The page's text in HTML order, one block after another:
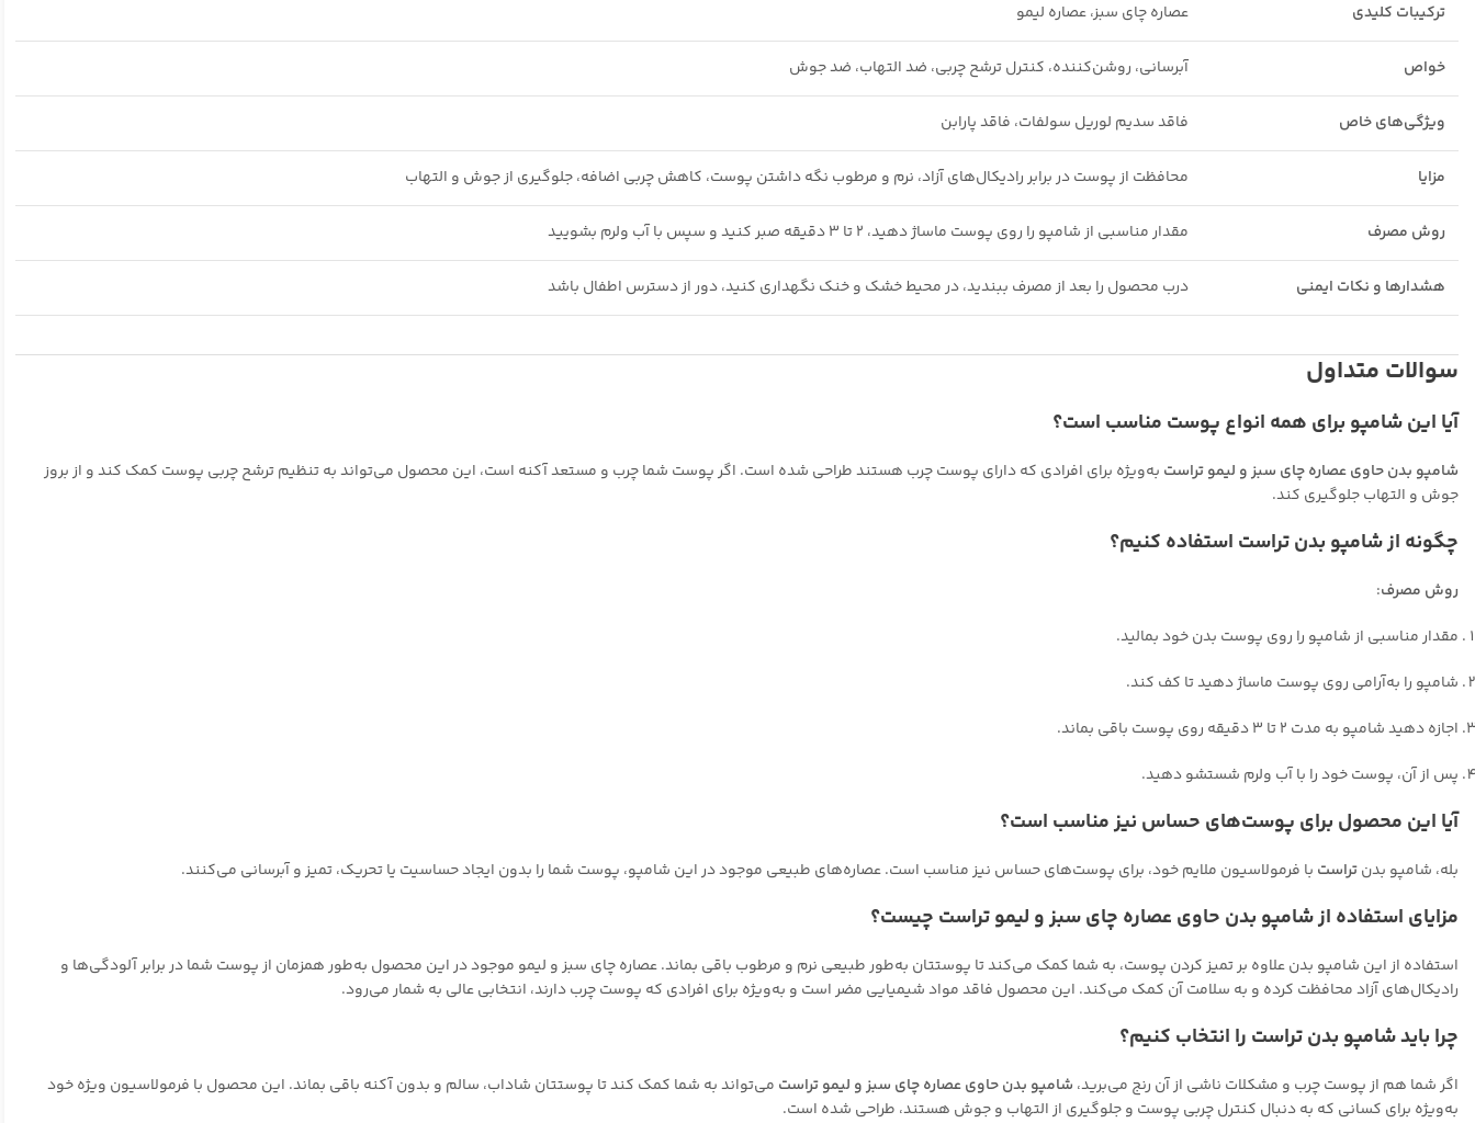
ترکیبات کلیدی عصاره چای سبز، عصاره لیمو
خواص آبرسانی، روشن‌کننده، کنترل ترشح چربی، ضد التهاب، ضد جوش
ویژگی‌های خاص فاقد سدیم لوریل سولفات، فاقد پارابن
مزایا محافظت از پوست در برابر رادیکال‌های آزاد، نرم و مرطوب نگه داشتن پوست، کاهش چربی اضافه، جلوگیری از جوش و التهاب
روش مصرف مقدار مناسبی از شامپو را روی پوست ماساژ دهید، ۲ تا ۳ دقیقه صبر کنید و سپس با آب ولرم بشویید
هشدارها و نکات ایمنی درب محصول را بعد از مصرف ببندید، در محیط خشک و خنک نگهداری کنید، دور از دسترس اطفال باشد
سوالات متداول
آیا این شامپو برای همه انواع پوست مناسب است؟
شامپو بدن حاوی عصاره چای سبز و لیمو تراست به‌ویژه برای افرادی که دارای پوست چرب هستند طراحی شده است. اگر پوست شما چرب و مستعد آکنه است، این محصول می‌تواند به تنظیم ترشح چربی پوست کمک کند و از بروز
جوش و التهاب جلوگیری کند.
چگونه از شامپو بدن تراست استفاده کنیم؟
روش مصرف:
مقدار مناسبی از شامپو را روی پوست بدن خود بمالید.
شامپو را به‌آرامی روی پوست ماساژ دهید تا کف کند.
اجازه دهید شامپو به مدت ۲ تا ۳ دقیقه روی پوست باقی بماند.
پس از آن، پوست خود را با آب ولرم شستشو دهید.
آیا این محصول برای پوست‌های حساس نیز مناسب است؟
بله، شامپو بدنتراست با فرمولاسیون ملایم خود، برای پوست‌های حساس نیز مناسب است. عصاره‌های طبیعی موجود در این شامپو، پوست شما را بدون ایجاد حساسیت یا تحریک، تمیز و آبرسانی می‌کنند.
مزایای استفاده از شامپو بدن حاوی عصاره چای سبز و لیمو تراست چیست؟
استفاده از این شامپو بدن علاوه بر تمیز کردن پوست، به شما کمک می‌کند تا پوستتان به‌طور طبیعی نرم و مرطوب باقی بماند. عصاره چای سبز و لیمو موجود در این محصول به‌طور همزمان از پوست شما در برابر آلودگی‌ها و
رادیکال‌های آزاد محافظت کرده و به سلامت آن کمک می‌کند. این محصول فاقد مواد شیمیایی مضر است و به‌ویژه برای افرادی که پوست چرب دارند، انتخابی عالی به شمار می‌رود.
چرا باید شامپو بدن تراست را انتخاب کنیم؟
اگر شما هم از پوست چرب و مشکلات ناشی از آن رنج می‌برید، شامپو بدن حاوی عصاره چای سبز و لیمو تراست می‌تواند به شما کمک کند تا پوستتان شاداب، سالم و بدون آکنه باقی بماند. این محصول با فرمولاسیون ویژه خود
به‌ویژه برای کسانی که به دنبال کنترل چربی پوست و جلوگیری از التهاب و جوش هستند، طراحی شده است.